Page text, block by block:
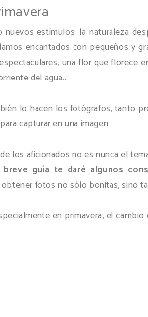
estímulos: la naturaleza
encantados con pequeños y
una flor que florece
del agua...
lo hacen los fotógrafos, tanto
capturar en una imagen.
los aficionados no es nunca el
breve guía te daré algunos
fotos no sólo bonitas, sino
en primavera, el